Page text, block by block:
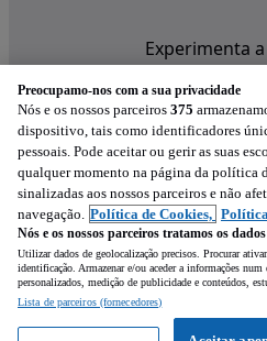
Experimenta
Preocupamo-nos com a sua privacidade
Nós e os nossos parceiros 375
dispositivo, tais como identificadores
pessoais. Pode aceitar ou gerir as suas
qualquer momento na página da política
sinalizadas aos nossos parceiros e não
navegação. Política de Cookies,
Nós e os nossos parceiros tratamos os
Utilizar dados de geolocalização precisos. Procurar
identificação. Armazenar e/ou aceder a informações
personalizados, medição de publicidade e conteúdos,
Lista de parceiros (fornecedores)